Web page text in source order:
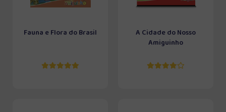
Fauna e Flora do Brasil
A Cidade do Nosso
Amiguinho